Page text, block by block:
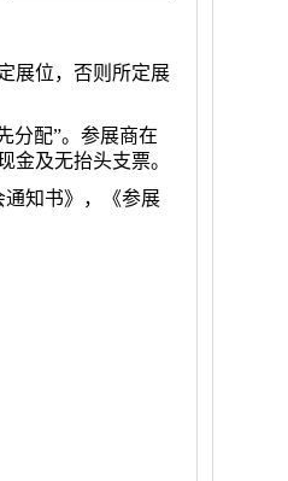
展位，否则所定展
分配”。参展商在
金及无抬头支票。
知书》，《参展